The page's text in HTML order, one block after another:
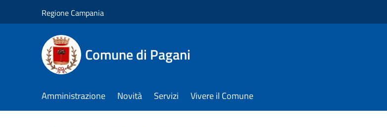
Regione Campania
Comune di Pagani
Amministrazione Novità Servizi Vivere il Comune